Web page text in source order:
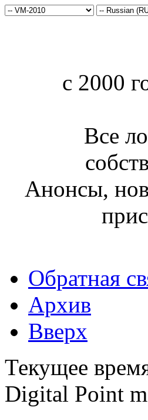
c 2000
Все
Анонсы,
Обратная
Архив
Вверх
Текущее
Digital Point